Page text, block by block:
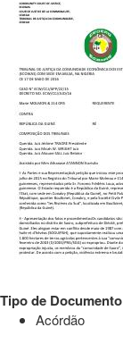
Tipo de Documento
Acórdão